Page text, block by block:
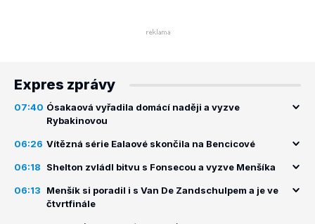
Expres zprávy
07:40 Ósakaová vyřadila domácí naději a vyzve
Rybakinovou
06:26 Vítězná série Ealaové skončila na Bencicové
06:18 Shelton zvládl bitvu s Fonsecou a vyzve Menšíka
06:13
Menšík si poradil i s Van De Zandschulpem a je ve
čtvrtfinále